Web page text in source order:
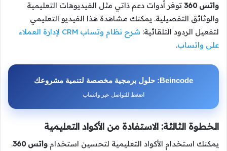
واتس 360
توفر أدوات دعم ذاتي مثل الفيديوهات التعليمية
والوثائق التفصيلية. يمكنك مشاهدة هذا الفيديو التعليمي
لتفعيل الردود التلقائية:
شرح نظام وتساب CRM لإدارة العملاء
على واتساب.
Beincode: حلول برمجية مخصصة لتنمية مشروعك
اضغط للتواصل عبر واتساب
الخطوة الثالثة: الاستفادة من الأكواد التعليمية
يمكنك استخدام الأكواد التعليمية لتحسين استخدام واتس 360
.